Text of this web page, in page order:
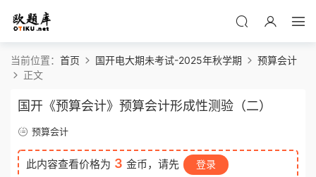
当前位置： 首页 国开电大期未考试-2025年秋学期
预算会计
正文
国开《预算会计》预算会计形成性测验（二）
预算会计
此内容查看价格为 3 金币，请先 登录